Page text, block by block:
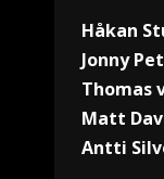
Håkan
Jonny
Thomas
Matt
Antti